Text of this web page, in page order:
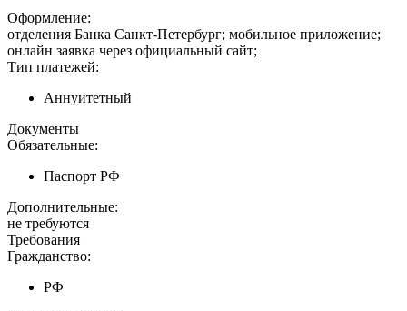
Оформление:
отделения Банка Санкт-Петербург; мобильное приложение;
онлайн заявка через официальный сайт;
Тип платежей:
Аннуитетный
Документы
Обязательные:
Паспорт РФ
Дополнительные:
не требуются
Требования
Гражданство:
РФ